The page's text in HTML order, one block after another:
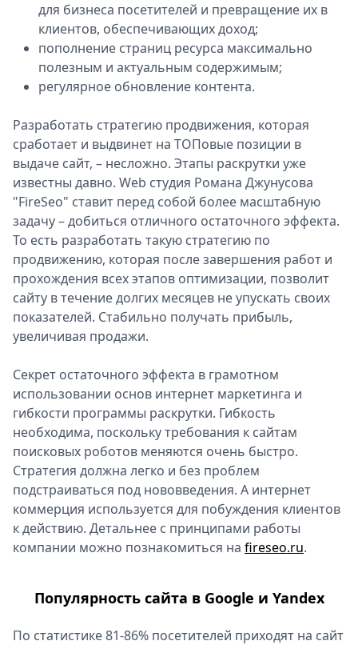
для бизнеса посетителей и превращение их в
клиентов, обеспечивающих доход;
пополнение страниц ресурса максимально
полезным и актуальным содержимым;
регулярное обновление контента.
Разработать стратегию продвижения, которая
сработает и выдвинет на ТОПовые позиции в
выдаче сайт, – несложно. Этапы раскрутки уже
известны давно. Web студия Романа Джунусова
"FireSeo" ставит перед собой более масштабную
задачу – добиться отличного остаточного эффекта.
То есть разработать такую стратегию по
продвижению, которая после завершения работ и
прохождения всех этапов оптимизации, позволит
сайту в течение долгих месяцев не упускать своих
показателей. Стабильно получать прибыль,
увеличивая продажи.
Секрет остаточного эффекта в грамотном
использовании основ интернет маркетинга и
гибкости программы раскрутки. Гибкость
необходима, поскольку требования к сайтам
поисковых роботов меняются очень быстро.
Стратегия должна легко и без проблем
подстраиваться под нововведения. А интернет
коммерция используется для побуждения клиентов
к действию. Детальнее с принципами работы
компании можно познакомиться на fireseo.ru.
Популярность сайта в Google и Yandex
По статистике 81-86% посетителей приходят на сайт